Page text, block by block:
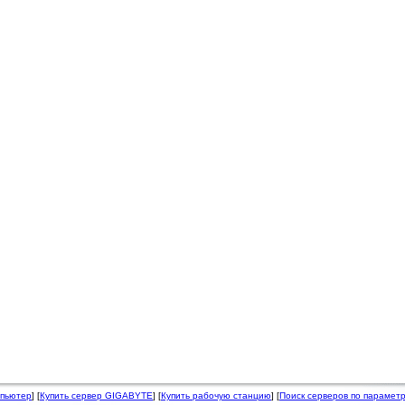
] [Купить сервер GIGABYTE] [Купить рабочую станцию] [Поиск серверов по